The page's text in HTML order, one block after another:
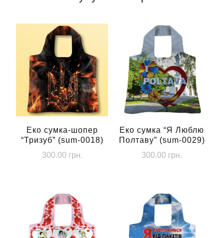
Еко сумка-шопер
“Тризуб” (sum-0018)
300.00 грн.
Еко сумка “Я Люблю
Полтаву” (sum-0029)
300.00 грн.